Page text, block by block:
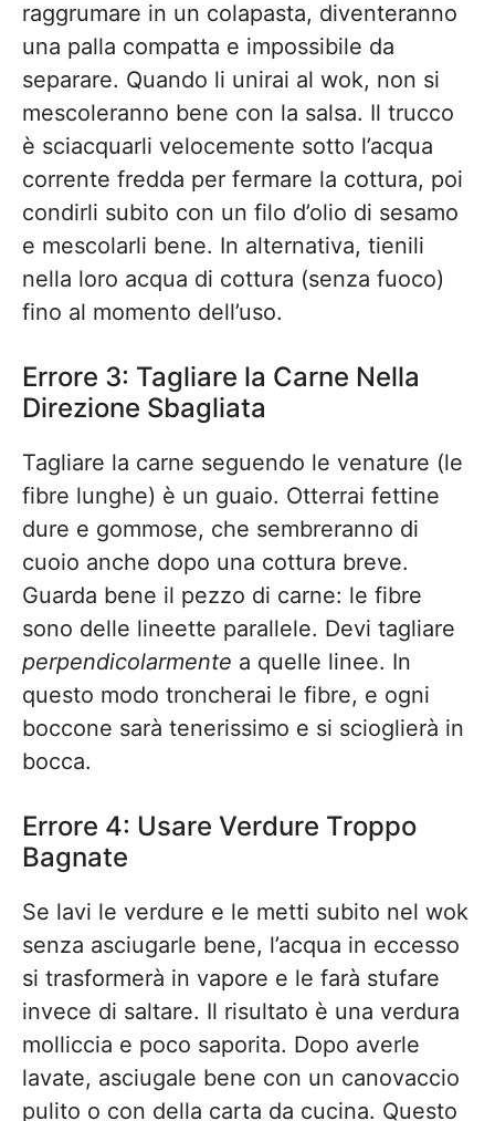
raggrumare in un colapasta, diventeranno
una palla compatta e impossibile da
separare. Quando li unirai al wok, non si
mescoleranno bene con la salsa. Il trucco
è sciacquarli velocemente sotto l’acqua
corrente fredda per fermare la cottura, poi
condirli subito con un filo d’olio di sesamo
e mescolarli bene. In alternativa, tienili
nella loro acqua di cottura (senza fuoco)
fino al momento dell’uso.
Errore 3: Tagliare la Carne Nella
Direzione Sbagliata
Tagliare la carne seguendo le venature (le
fibre lunghe) è un guaio. Otterrai fettine
dure e gommose, che sembreranno di
cuoio anche dopo una cottura breve.
Guarda bene il pezzo di carne: le fibre
sono delle lineette parallele. Devi tagliare
perpendicolarmente a quelle linee. In
questo modo troncherai le fibre, e ogni
boccone sarà tenerissimo e si scioglierà in
bocca.
Errore 4: Usare Verdure Troppo
Bagnate
Se lavi le verdure e le metti subito nel wok
senza asciugarle bene, l’acqua in eccesso
si trasformerà in vapore e le farà stufare
invece di saltare. Il risultato è una verdura
molliccia e poco saporita. Dopo averle
lavate, asciugale bene con un canovaccio
pulito o con della carta da cucina. Questo